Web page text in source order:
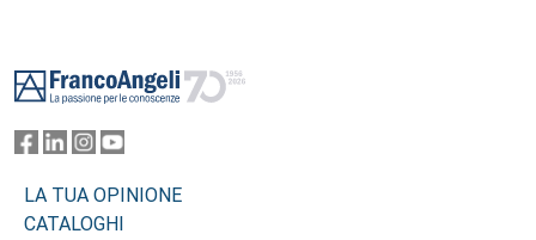
LA TUA OPINIONE
CATALOGHI